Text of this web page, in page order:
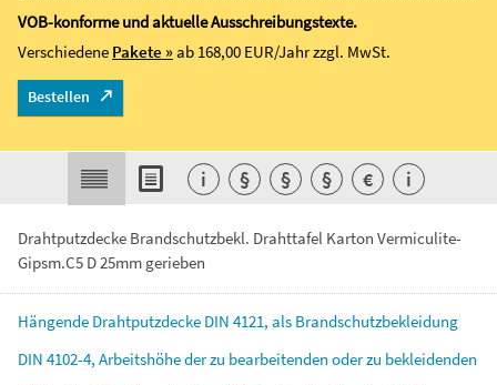
Drahtputzdecke Brandschutzbekl. Drahttafel Karton Vermiculite-
Gipsm.C5 D 25mm gerieben
Hängende Drahtputzdecke DIN 4121, als Brandschutzbekleidung
DIN 4102-4, Arbeitshöhederzu bearbeitenden oderzu bekleidenden
VOB-konforme und aktuelle Ausschreibungstexte.
Verschiedene Pakete »ab 168,00 EUR/Jahrzzgl. MwSt.
Bestellen
i § § § € i